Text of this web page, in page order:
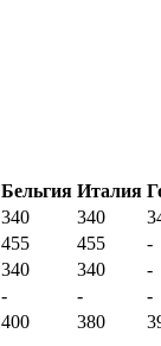
Бельгия Италия
340 340
455 455
-
340 340
-
- -
-
400 380